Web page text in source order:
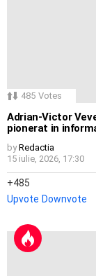
485 Votes
Adrian-Victor
pionerat in
by Redactia
15 iulie, 2026, 17:30
485
Upvote Downvote